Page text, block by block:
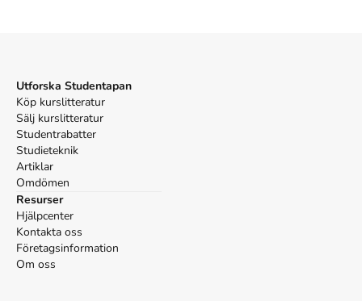
Utforska Studentapan
Köp kurslitteratur
Sälj kurslitteratur
Studentrabatter
Studieteknik
Artiklar
Omdömen
Resurser
Hjälpcenter
Kontakta oss
Företagsinformation
Om oss